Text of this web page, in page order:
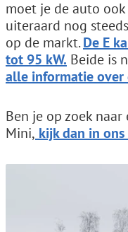
moet je de auto
uiteraard nog
op de markt.De E
tot 95 kW. Beide is
alle informatie over
Ben je op zoek
Mini, kijk dan in